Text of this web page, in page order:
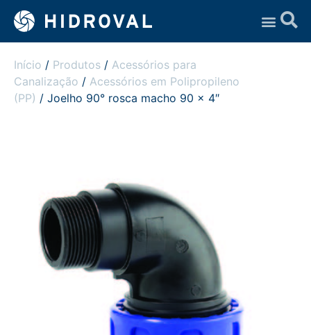
Início / Produtos / Acessórios para
Canalização / Acessórios em Polipropileno
(PP) / Joelho 90° rosca macho 90 x 4″